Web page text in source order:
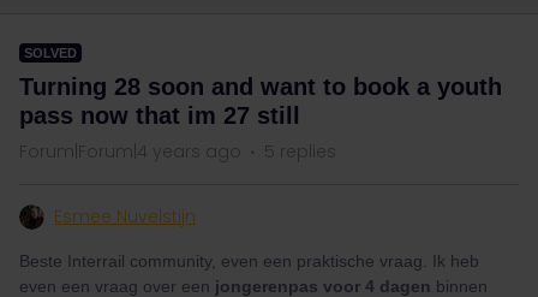
SOLVED
Turning 28 soon and want to book a youth
pass now that im 27 still
Forum|Forum|4 years ago 5 replies
Esmee Nuvelstijn
Beste Interrail community, even een praktische vraag. Ik heb
even een vraag over een jongerenpas voor 4 dagen binnen